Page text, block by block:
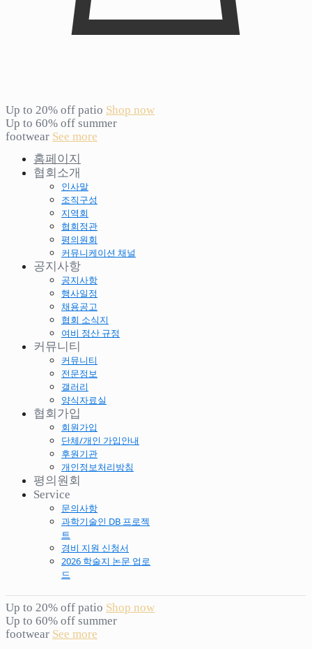
Up to 20% off patio Shop now
Up to 60% off summer
footwear See more
홈페이지
협회소개
인사말
조직구성
지역회
협회정관
평의원회
커뮤니케이션 채널
공지사항
공지사항
행사일정
채용공고
협회 소식지
여비 정산 규정
커뮤니티
커뮤니티
전문정보
갤러리
양식자료실
협회가입
회원가입
단체/개인 가입안내
후원기관
개인정보처리방침
평의원회
Service
문의사항
과학기술인 DB 프로젝
트
경비 지원 신청서
2026 학술지 논문 업로
드
Up to 20% off patio Shop now
Up to 60% off summer
footwear See more